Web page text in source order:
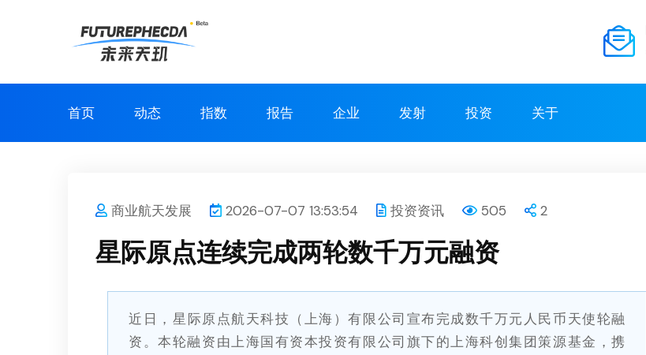
首页 动态 指数 报告 企业 发射 投资 关于
商业航天发展 2026-07-07 13:53:54 投资资讯 505 2
星际原点连续完成两轮数千万元融资
近日，星际原点航天科技（上海）有限公司宣布完成数千万元人民币天使轮融
资。本轮融资由上海国有资本投资有限公司旗下的上海科创集团策源基金，携